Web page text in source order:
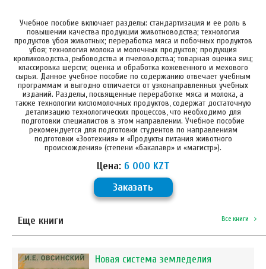
Учебное пособие включает разделы: стандартизация и ее роль в
повышении качества продукции животноводства; технология
продуктов убоя животных; переработка мяса и побочных продуктов
убоя; технология молока и молочных продуктов; продукция
кролиководства, рыбоводства и пчеловодства; товарная оценка яиц;
классировка шерсти; оценка и обработка кожевенного и мехового
сырья. Данное учебное пособие по содержанию отвечает учебным
программам и выгодно отличается от узконаправленных учебных
изданий. Разделы, посвященные переработке мяса и молока, а
также технологии кисломолочных продуктов, содержат достаточную
детализацию технологических процессов, что необходимо для
подготовки специалистов в этом направлении. Учебное пособие
рекомендуется для подготовки студентов по направлениям
подготовки «Зоотехния» и «Продукты питания животного
происхождения» (степени «бакалавр» и «магистр»).
Цена:6 000 KZT
Заказать
Еще книги Все книги
Новая система земледелия